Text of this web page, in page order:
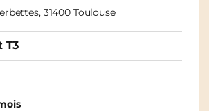
31400 Toulouse
T3